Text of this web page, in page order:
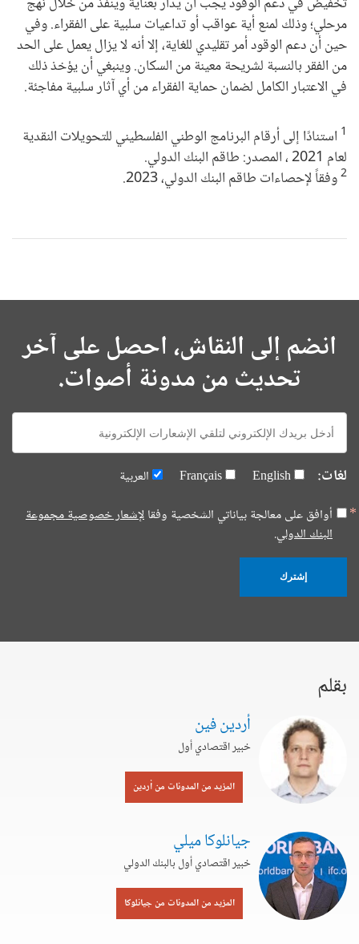
مرحلي؛ وذلك لمنع أية عواقب أو تداعيات سلبية على الفقراء. وفي
حين أن دعم الوقود أمر تقليدي للغاية، إلا أنه لا يزال يعمل على الحد
من الفقر بالنسبة لشريحة معينة من السكان. وينبغي أن يؤخذ ذلك
في الاعتبار الكامل لضمان حماية الفقراء من أي آثار سلبية مفاجئة.
1 استنادًا إلى أرقام البرنامج الوطني الفلسطيني للتحويلات النقدية
لعام 2021 ، المصدر: طاقم البنك الدولي.
2وفقاً لإحصاءات طاقم البنك الدولي، 2023.
انضم إلى النقاش، احصل على آخر
تحديث من مدونة أصوات.
E-
mail:
لغات: English
Français
العربية
أوافق على معالجة بياناتي الشخصية وفقالإشعار خصوصية مجموعة
البنك الدولي.
إشترك
بقلم
أردين فين
خبير اقتصادي أول
المزيد من المدونات من أردين
جيانلوكا ميلي
خبير اقتصادي أول بالبنك الدولي
المزيد من المدونات من جيانلوكا